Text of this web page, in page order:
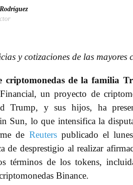
y cotizaciones de las mayores
criptomonedas de la familia
un proyecto de
Trump, y sus hijos, ha
Sun, lo que intensifica la
de Reuterspublicado el
de desprestigio al realizar
términos de los tokens,
Binance.